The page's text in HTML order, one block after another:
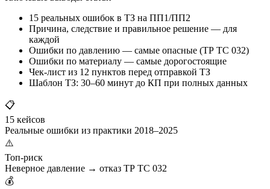
15 реальных ошибок в ТЗ на ПП1/ПП2
Причина, следствие и правильное решение — для
каждой
Ошибки по давлению — самые опасные (ТР ТС 032)
Ошибки по материалу — самые дорогостоящие
Чек-лист из 12 пунктов перед отправкой ТЗ
Шаблон ТЗ: 30–60 минут до КП при полных данных
📋
15 кейсов
Реальные ошибки из практики 2018–2025
⚠️
Топ-риск
Неверное давление → отказ ТР ТС 032
💰